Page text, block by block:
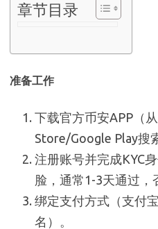
章节目录
准备工作
下载官方币安APP（
Store/Google Play搜
注册账号并完成KYC
脸，通常1-3天通过，
绑定支付方式（支付
名）。